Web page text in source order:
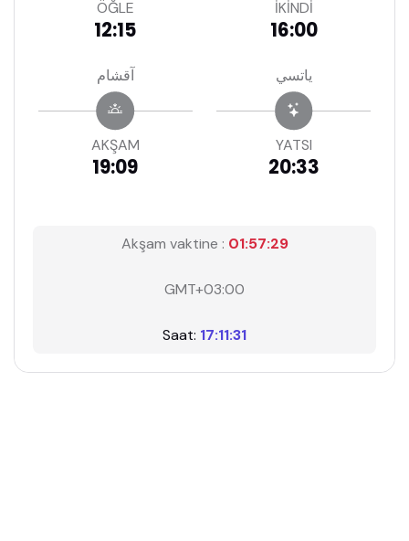
ÖĞLE
12:15
İKİNDİ
16:00
آقشام
AKŞAM
19:09
ياتسي
YATSI
20:33
Akşam vaktine : 01:57:29
GMT+03:00
Saat: 17:11:31